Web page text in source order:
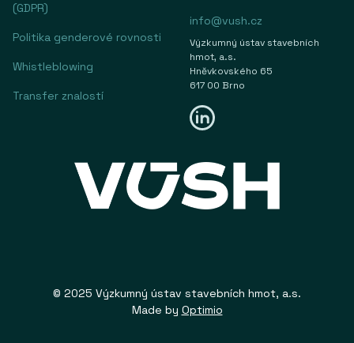
(GDPR)
Politika genderové rovnosti
Whistleblowing
Transfer znalostí
info@vush.cz
Výzkumný ústav stavebních
hmot, a.s.
Hněvkovského 65
617 00 Brno
© 2025 Výzkumný ústav stavebních hmot, a.s.
Made by Optimio